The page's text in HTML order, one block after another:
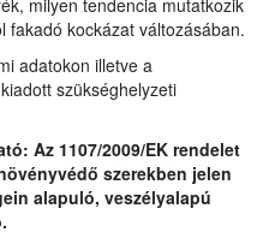
milyen tendencia mutatkozik
fakadó kockázat változásában.
adatokon illetve a
szükséghelyzeti
Az 1107/2009/EK rendelet
szerekben jelen
alapuló, veszélyalapú